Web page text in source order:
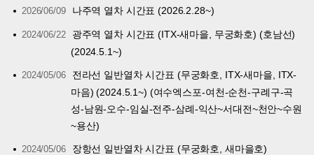
2026/06/09 나주역 열차 시간표 (2026.2.28~)
2024/06/22
광주역 열차 시간표 (ITX-새마을, 무궁화호) (호남선)
(2024.5.1~)
2024/05/06
전라선 일반열차 시간표 (무궁화호, ITX-새마을, ITX-
마음) (2024.5.1~) (여수엑스포-여천-순천-구례구-곡
성-남원-오수-임실-전주-삼례-익산~서대전~천안~수원
~용산)
2024/05/06
장항선 일반열차 시간표 (무궁화호, 새마을호)